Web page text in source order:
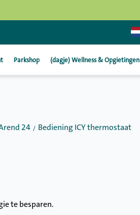
Parkshop (dagje) Wellness & Opgietingen
24 Bediening ICY thermostaat
te besparen.